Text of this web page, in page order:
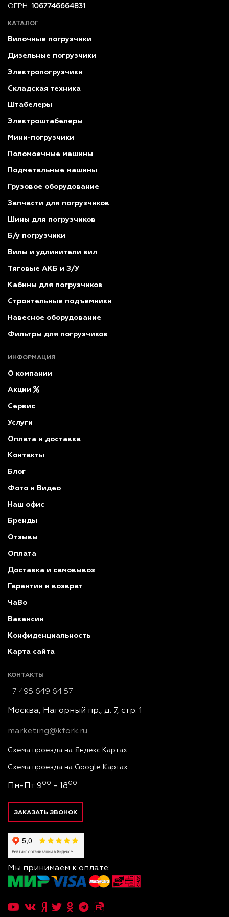
ОГРН: 1067746664831
КАТАЛОГ
Вилочные погрузчики
Дизельные погрузчики
Электропогрузчики
Складская техника
Штабелеры
Электроштабелеры
Мини-погрузчики
Поломоечные машины
Подметальные машины
Грузовое оборудование
Запчасти для погрузчиков
Шины для погрузчиков
Б/у погрузчики
Вилы и удлинители вил
Тяговые АКБ и З/У
Кабины для погрузчиков
Строительные подъемники
Навесное оборудование
Фильтры для погрузчиков
ИНФОРМАЦИЯ
О компании
Акции
Сервис
Услуги
Оплата и доставка
Контакты
Блог
Фото и Видео
Наш офис
Бренды
Отзывы
Оплата
Доставка и самовывоз
Гарантии и возврат
ЧаВо
Вакансии
Конфиденциальность
Карта сайта
КОНТАКТЫ
+7 495 649 64 57
Москва, Нагорный пр., д. 7, стр. 1
marketing@kfork.ru
Схема проезда на Яндекс Картах
Схема проезда на Google Картах
Пн-Пт 900 - 1800
ЗАКАЗАТЬ ЗВОНОК
Мы принимаем к оплате: